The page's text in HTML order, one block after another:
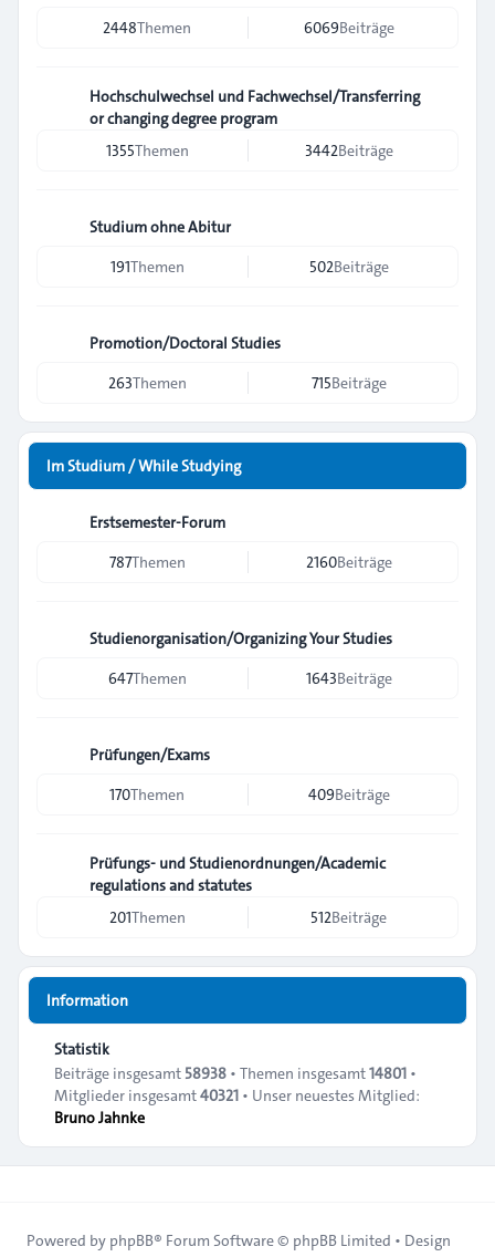
2448Themen 6069Beiträge
Hochschulwechsel und Fachwechsel/Transferring
or changing degree program
1355Themen 3442Beiträge
Studium ohne Abitur
191Themen 502Beiträge
Promotion/Doctoral Studies
263Themen 715Beiträge
Im Studium / While Studying
Erstsemester-Forum
787Themen 2160Beiträge
Studienorganisation/Organizing Your Studies
647Themen 1643Beiträge
Prüfungen/Exams
170Themen 409Beiträge
Prüfungs- und Studienordnungen/Academic
regulations and statutes
201Themen 512Beiträge
Information
Statistik
Beiträge insgesamt 58938• Themen insgesamt14801•
Mitglieder insgesamt40321• Unser neuestes Mitglied:
Bruno Jahnke
Powered by phpBB® Forum Software © phpBB Limited • Design